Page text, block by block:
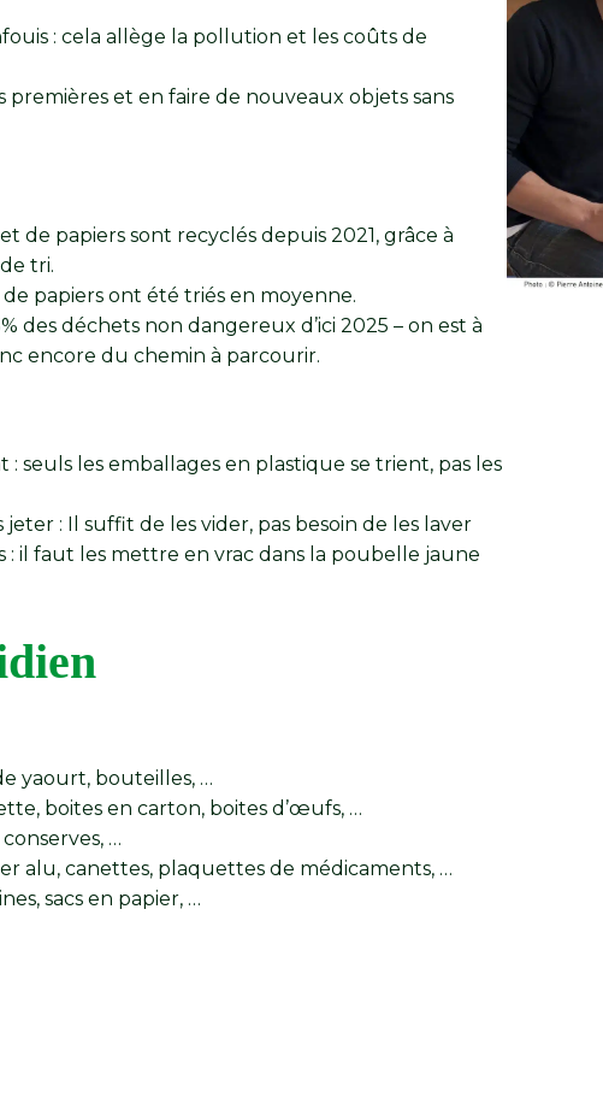
: cela allège la pollution et les coûts de
et en faire de nouveaux objets sans
de papiers sont recyclés depuis 2021, grâce à
tri.
papiers ont été triés en moyenne.
des déchets non dangereux d’ici 2025 – on est à
encore du chemin à parcourir.
seuls les emballages en plastique se trient, pas les
: Il suffit de les vider, pas besoin de les laver
: il faut les mettre en vrac dans la poubelle jaune
yaourt, bouteilles, …
boites en carton, boites d’œufs, …
…
alu, canettes, plaquettes de médicaments, …
sacs en papier, …